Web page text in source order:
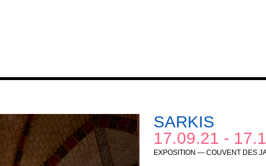
SARKIS
17.09.21 -
EXPOSITION — COUVENT DES